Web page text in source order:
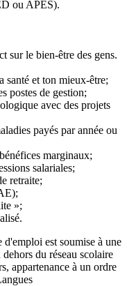
ou APES).
sur le bien-être des gens.
santé et ton mieux-être;
postes de gestion;
avec des projets
payés par année ou
marginaux;
salariales;
retraite;
»;
est soumise à une
du réseau scolaire
appartenance à un ordre